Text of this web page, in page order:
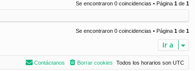
e
Se encontraron 0 coincidencias • Página 1 de 1
Se encontraron 0 coincidencias • Página 1 de 1
Ir a
Todos los horarios son UTC
Borrar cookies
Contáctanos